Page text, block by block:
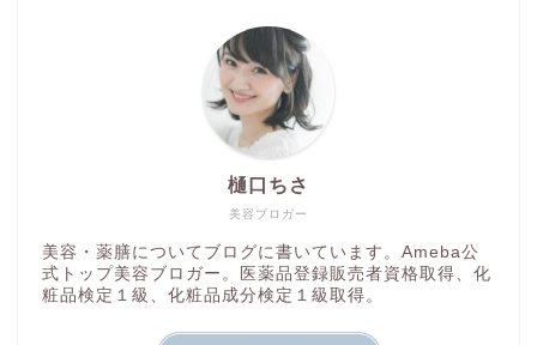
美容ブロガー
樋口ちさ
美容・薬膳についてブログに書いています。Ameba公
式トップ美容ブロガー。医薬品登録販売者資格取得、化
粧品検定１級、化粧品成分検定１級取得。